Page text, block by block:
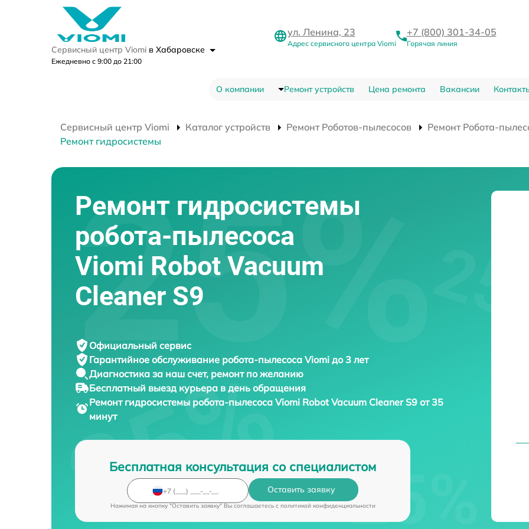
Сервисный центр Viomi в Хабаровске
Ежедневно с 9:00 до 21:00
ул. Ленина, 23
Адрес сервисного центра Viomi
+7 (800) 301-34-05
Горячая линия
О компании Ремонт устройств Цена ремонта Вакансии
Сервисный центр Viomi Каталог устройств Ремонт Роботов-пылесосов
Ремонт Робота-
Ремонт гидросистемы
Ремонт гидросистемы
робота-пылесоса
Viomi Robot Vacuum
Cleaner S9
Официальный сервис
Гарантийное обслуживание робота-пылесоса Viomi до 3 лет
Диагностика за наш счет, ремонт по желанию
Бесплатный выезд курьера в день обращения
Ремонт гидросистемы робота-пылесоса Viomi Robot Vacuum Cleaner S9 от 35
минут
Бесплатная консультация со специалистом
Оставить заявку
Нажимая на кнопку "Оставить заявку" Вы соглашаетесь c политикой конфиденциальности